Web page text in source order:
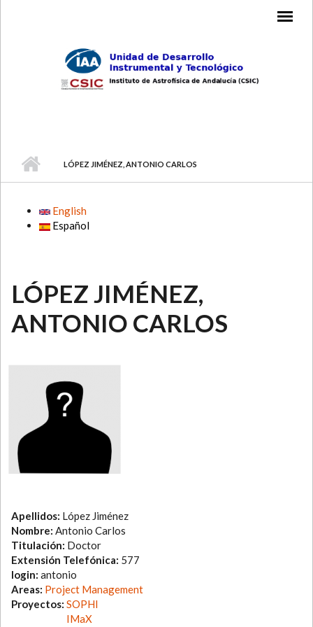
LÓPEZ JIMÉNEZ, ANTONIO CARLOS
English
Español
LÓPEZ JIMÉNEZ,
ANTONIO CARLOS
Apellidos: López Jiménez
Nombre: Antonio Carlos
Titulación: Doctor
Extensión Telefónica: 577
login: antonio
Areas: Project Management
Proyectos: SOPHI
IMaX